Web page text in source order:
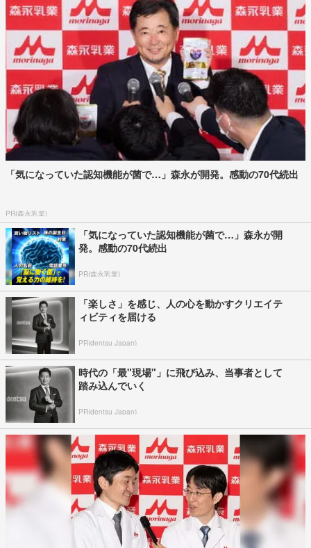
「気になっていた認知機能が菌で…」森永が開発。感動の70代続出
PR(森永乳業)
「気になっていた認知機能が菌で…」森永が開
発。感動の70代続出
PR(森永乳業)
「楽しさ」を感じ、人の心を動かすクリエイテ
ィビティを届ける
PR(dentsu Japan)
時代の「最"現場"」に飛び込み、当事者として
踏み込んでいく
PR(dentsu Japan)